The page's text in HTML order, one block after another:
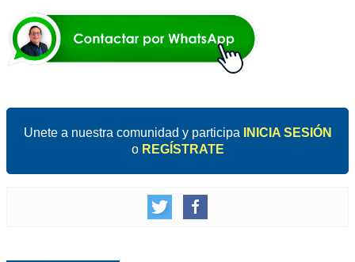
Unete a nuestra comunidad y participa
INICIA SESIÓN
o REGÍSTRATE